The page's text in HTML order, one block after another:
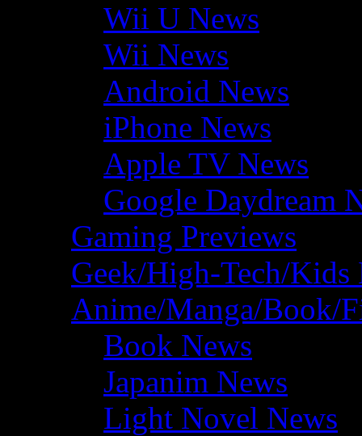
Wii U News
Wii News
Android News
iPhone News
Apple TV News
Google Daydream
Gaming Previews
Geek/High-Tech/Kids
Anime/Manga/Book/
Book News
Japanim News
Light Novel News